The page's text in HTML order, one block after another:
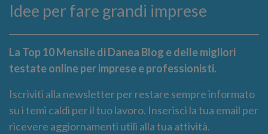
Idee per fare grandi imprese
La Top 10 Mensile di Danea Blog e delle migliori
testate online per imprese e professionisti.
Iscriviti alla newsletter per restare sempre informato
su i temi caldi per il tuo lavoro. Inserisci la tua email per
ricevere aggiornamenti utili alla tua attività.